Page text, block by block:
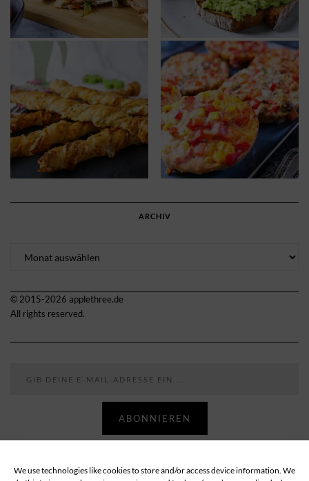
We use technologies like cookies to store and/or access device information. We
ARCHIV
© 2015-2026 applethree.de
All rights reserved.
ABONNIEREN
Follow